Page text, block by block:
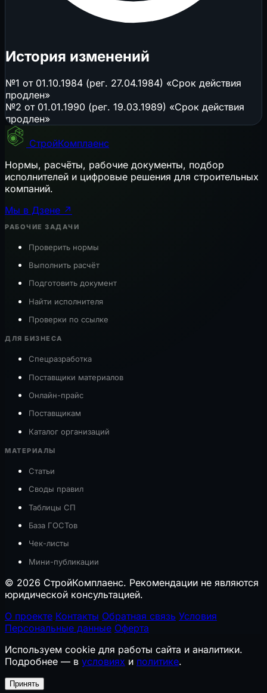
История изменений
№1 от 01.10.1984 (рег. 27.04.1984) «Срок действия
продлен»
№2 от 01.01.1990 (рег. 19.03.1989) «Срок действия
продлен»
СтройКомплаенс
Нормы, расчёты, рабочие документы, подбор
исполнителей и цифровые решения для строительных
компаний.
Мы в Дзене ↗
РАБОЧИЕ ЗАДАЧИ
Проверить нормы
Выполнить расчёт
Подготовить документ
Найти исполнителя
Проверки по ссылке
ДЛЯ БИЗНЕСА
Спецразработка
Поставщики материалов
Онлайн-прайс
Поставщикам
Каталог организаций
МАТЕРИАЛЫ
Статьи
Своды правил
Таблицы СП
База ГОСТов
Чек-листы
Мини-публикации
© 2026 СтройКомплаенс. Рекомендации не являются
юридической консультацией.
О проекте Контакты Обратная связь Условия
Персональные данные Оферта
Используем cookie для работы сайта и аналитики.
Подробнее — в условиях и политике.
Принять